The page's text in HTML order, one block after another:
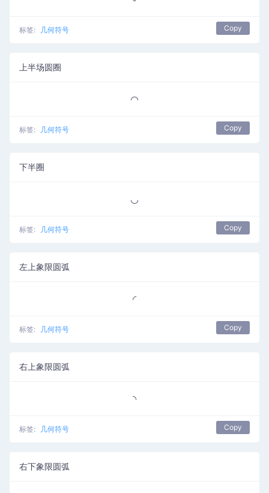
标签: 几何符号 Copy
上半场圆圈
◠
标签: 几何符号 Copy
下半圈
◡
标签: 几何符号 Copy
左上象限圆弧
◜
标签: 几何符号 Copy
右上象限圆弧
◝
标签: 几何符号 Copy
右下象限圆弧